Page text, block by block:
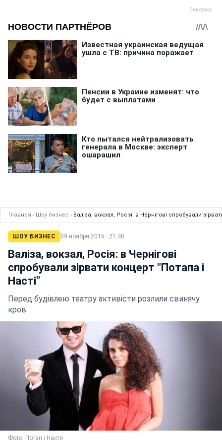
Главная › Шоу бизнес › Валіза, вокзал, Росія: в Чернігові спробували
ШОУ БИЗНЕС 09 ноября 2016 · 21:40
Валіза, вокзал, Росія: в Чернігові
спробували зірвати концерт "Потапа і
Насті"
Перед будівлею театру активісти розлили свинячу
кров
Фото: Потап і Настя